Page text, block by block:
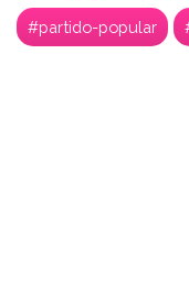
#partido-popular